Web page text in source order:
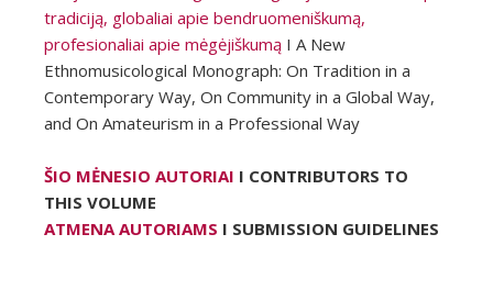
tradiciją, globaliai apie bendruomeniškumą,
profesionaliai apie mėgėjiškumą I A New
Ethnomusicological Monograph: On Tradition in a
Contemporary Way, On Community in a Global Way,
and On Amateurism in a Professional Way
ŠIO MĖNESIO AUTORIAI I CONTRIBUTORS TO
THIS VOLUME
ATMENA AUTORIAMS I SUBMISSION GUIDELINES